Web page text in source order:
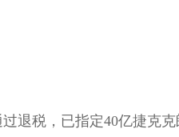
退税，已指定40亿捷克